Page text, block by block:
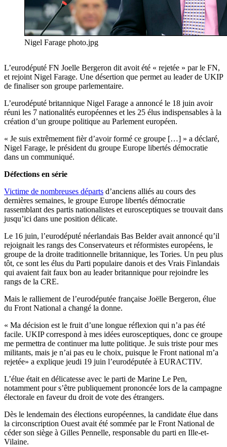
Nigel Farage photo.jpg
L’eurodéputé FN Joelle Bergeron dit avoit été « rejetée » par le FN,
et rejoint Nigel Farage. Une désertion que permet au leader de UKIP
de finaliser son groupe parlementaire.
L’eurodéputé britannique Nigel Farage a annoncé le 18 juin avoir
réuni les 7 nationalités européennes et les 25 élus indispensables à la
création d’un groupe politique au Parlement européen.
« Je suis extrêmement fièr d’avoir formé ce groupe […] » a déclaré,
Nigel Farage, le président du groupe Europe libertés démocratie
dans un communiqué.
Défections en série
Victime de nombreuses départs d’anciens alliés au cours des
dernières semaines, le groupe Europe libertés démocratie
rassemblant des partis nationalistes et eurosceptiques se trouvait dans
jusqu’ici dans une position délicate.
Le 16 juin, l’eurodéputé néerlandais Bas Belder avait annoncé qu’il
rejoignait les rangs des Conservateurs et réformistes européens, le
groupe de la droite traditionnelle britannique, les Tories. Un peu plus
tôt, ce sont les élus du Parti populaire danois et des Vrais Finlandais
qui avaient fait faux bon au leader britannique pour rejoindre les
rangs de la CRE.
Mais le ralliement de l’eurodéputée française Joëlle Bergeron, élue
du Front National a changé la donne.
« Ma décision est le fruit d’une longue réflexion qui n’a pas été
facile. UKIP correspond à mes idées eurosceptiques, donc ce groupe
me permettra de continuer ma lutte politique. Je suis triste pour mes
militants, mais je n’ai pas eu le choix, puisque le Front national m’a
rejetée» a explique jeudi 19 juin l’eurodéputée à EURACTIV.
L’élue était en délicatesse avec le parti de Marine Le Pen,
notamment pour s’être publiquement prononcée lors de la campagne
électorale en faveur du droit de vote des étrangers.
Dès le lendemain des élections européennes, la candidate élue dans
la circonscription Ouest avait été sommée par le Front National de
céder son siège à Gilles Pennelle, responsable du parti en Ille-et-
Vilaine.